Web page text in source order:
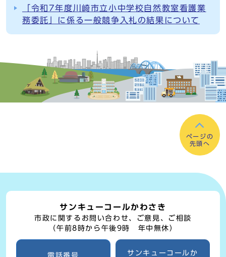
「令和7年度川崎市立小中学校自然教室看護業
務委託」に係る一般競争入札の結果について
ページの
先頭へ
サンキューコールかわさき
市政に関するお問い合わせ、ご意見、ご相談
（午前8時から午後9時 年中無休）
電話番号 サンキューコールか